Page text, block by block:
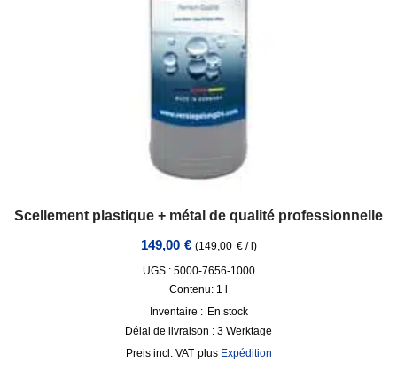
Scellement plastique + métal de qualité professionnelle
149,00 € (149,00 €/l)
UGS : 5000-7656-1000
Contenu: 1
Inventaire : En stock
Délai de livraison : 3 Werktage
incl. VAT plus Expédition